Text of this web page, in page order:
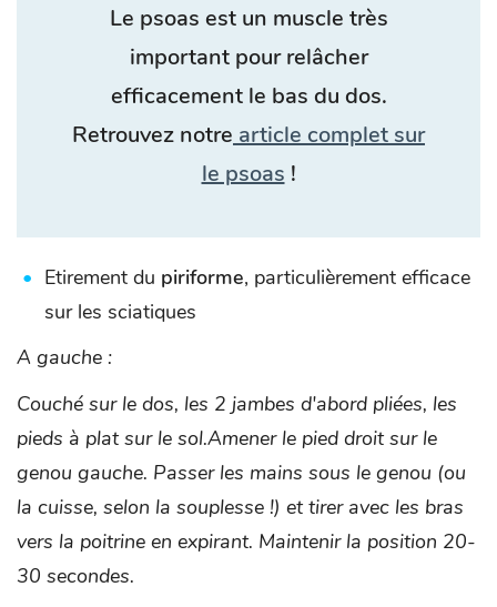
Le psoas est un muscle très
important pour relâcher
efficacement le bas du dos.
Retrouvez notre article complet sur
le psoas !
Etirement du piriforme, particulièrement efficace
sur les sciatiques
A gauche :
Couché sur le dos, les 2 jambes d'abord pliées, les
pieds à plat sur le sol.Amener le pied droit sur le
genou gauche. Passer les mains sous le genou (ou
la cuisse, selon la souplesse !) et tirer avec les bras
vers la poitrine en expirant. Maintenir la position 20-
30 secondes.